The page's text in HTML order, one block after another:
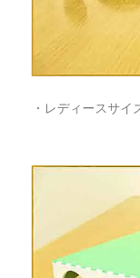
・レディースサ